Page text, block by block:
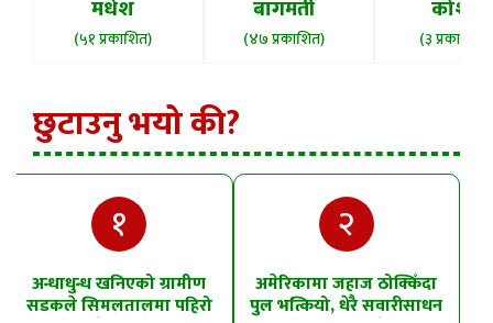
मधेश
(५१ प्रकाशित)
बागमती
(४७ प्रकाशित)
कोशी
(३ प्रकाशित)
छुटाउनु भयो की?
१
अन्धाधुन्ध खनिएको ग्रामीण
सडकले सिमलतालमा पहिरो
२
अमेरिकामा जहाज ठोक्किँदा
पुल भत्कियो, धेरै सवारीसाधन